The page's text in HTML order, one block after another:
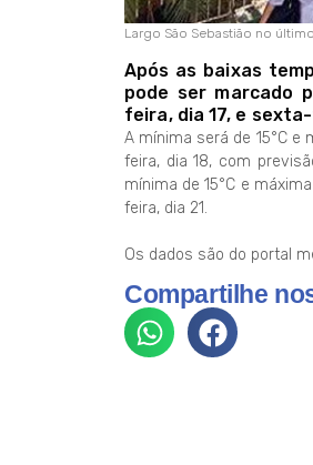
Largo São Sebastião no
Após as baixas
pode ser marcado
feira, dia 17, e
A mínima será de 15°C e
feira, dia 18, com
mínima de 15°C e
feira, dia 21.
Os dados são do portal
Compartilhe